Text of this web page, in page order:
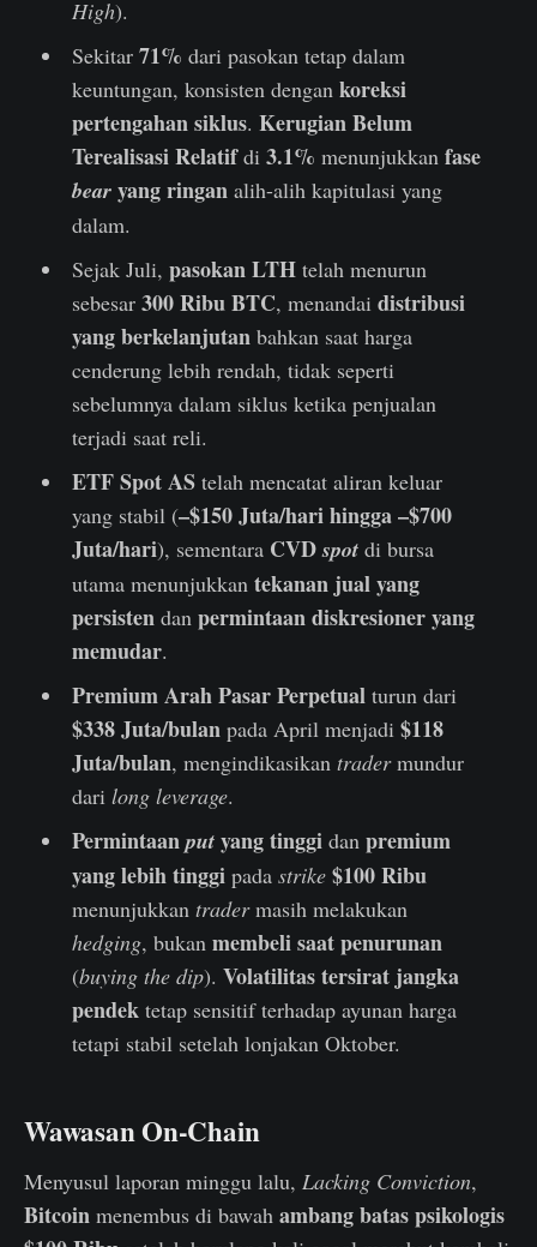
High).
Sekitar 71% dari pasokan tetap dalam
keuntungan, konsisten dengan koreksi
pertengahan siklus. Kerugian Belum
Terealisasi Relatifdi 3.1% menunjukkan fase
bearyang ringan alih-alih kapitulasi yang
dalam.
Sejak Juli, pasokan LTHtelah menurun
sebesar 300 Ribu BTC, menandai distribusi
yang berkelanjutan bahkan saat harga
cenderung lebih rendah, tidak seperti
sebelumnya dalam siklus ketika penjualan
terjadi saat reli.
ETF Spot AStelah mencatat aliran keluar
yang stabil (–$150 Juta/hari hingga –$700
Juta/hari), sementara CVDspotdi bursa
utama menunjukkan tekanan jual yang
persisten dan permintaan diskresioner yang
memudar.
Premium Arah Pasar Perpetual turun dari
$338 Juta/bulan pada April menjadi $118
Juta/bulan, mengindikasikan tradermundur
dari long leverage.
Permintaanputyang tinggi dan premium
yang lebih tinggi pada strike $100 Ribu
menunjukkan tradermasih melakukan
hedging, bukan membeli saat penurunan
(buying the dip). Volatilitas tersirat jangka
pendek tetap sensitif terhadap ayunan harga
tetapi stabil setelah lonjakan Oktober.
Wawasan On-Chain
Menyusul laporan minggu lalu, Lacking Conviction,
Bitcoin menembus di bawah ambang batas psikologis